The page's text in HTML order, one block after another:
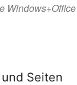
Windows+Office
Seiten